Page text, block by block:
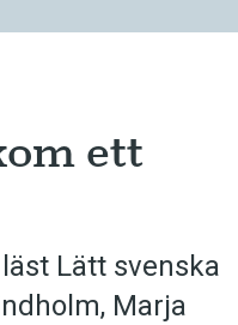
ett
Lätt svenska
Marja